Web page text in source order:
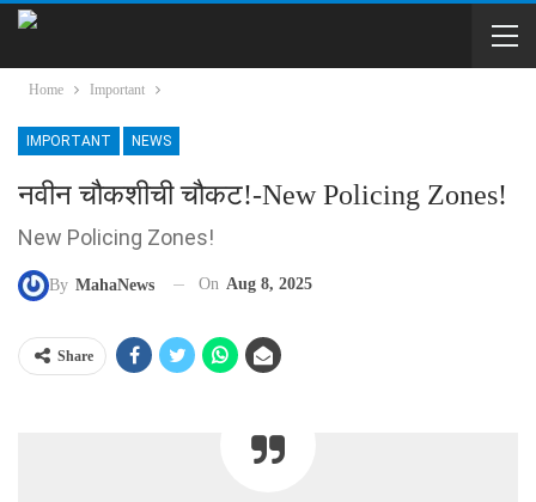
Home Important
IMPORTANT NEWS
नवीन चौकशीची चौकट!-New Policing Zones!
New Policing Zones!
By MahaNews On Aug 8, 2025
Share